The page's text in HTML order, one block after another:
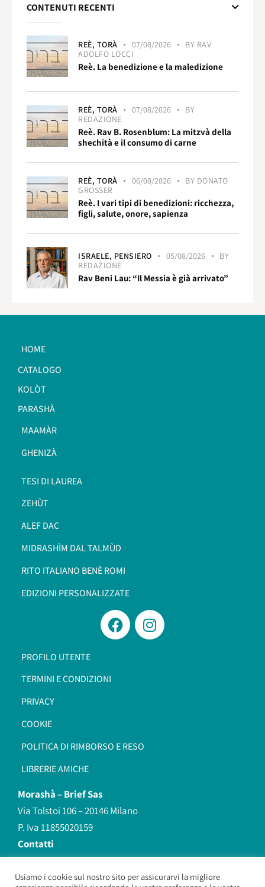
CONTENUTI RECENTI
REÈ, TORÀ 07/08/2026 BY RAV
ADOLFO LOCCI
Reè. La benedizione e la maledizione
REÈ, TORÀ 07/08/2026
BY
REDAZIONE
Reè. Rav B. Rosenblum: La mitzvà della
shechità e il consumo di carne
REÈ, TORÀ 06/08/2026 BY DONATO
GROSSER
Reè. I vari tipi di benedizioni: ricchezza,
figli, salute, onore, sapienza
ISRAELE, PENSIERO 05/08/2026
BY
REDAZIONE
Rav Beni Lau: “Il Messia è già arrivato”
HOME
CATALOGO
KOLÒT
PARASHÀ
MAAMÀR
GHENIZÀ
TESI DI LAUREA
ZEHÙT
ALEF DAC
MIDRASHÌM DAL TALMÙD
RITO ITALIANO BENÈ ROMI​
EDIZIONI PERSONALIZZATE
PROFILO UTENTE
TERMINI E CONDIZIONI
PRIVACY
COOKIE
POLITICA DI RIMBORSO E RESO
LIBRERIE AMICHE
Morashà –Brief Sas
Via Tolstoi 106 – 20146 Milano
P. Iva 11855020159
Contatti
redazione@morasha.it
339 8596707
Usiamo i cookie sul nostro sito per assicurarvi la migliore